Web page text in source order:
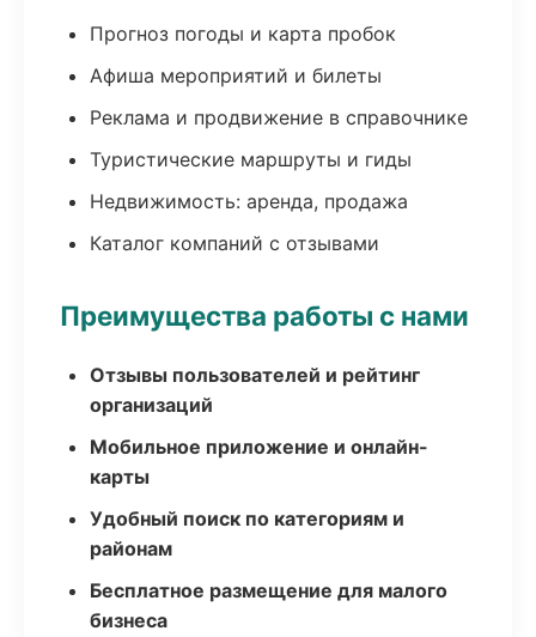
Прогноз погоды и карта пробок
Афиша мероприятий и билеты
Реклама и продвижение в справочнике
Туристические маршруты и гиды
Недвижимость: аренда, продажа
Каталог компаний с отзывами
Преимущества работы с нами
Отзывы пользователей и рейтинг
организаций
Мобильное приложение и онлайн-
карты
Удобный поиск по категориям и
районам
Бесплатное размещение для малого
бизнеса